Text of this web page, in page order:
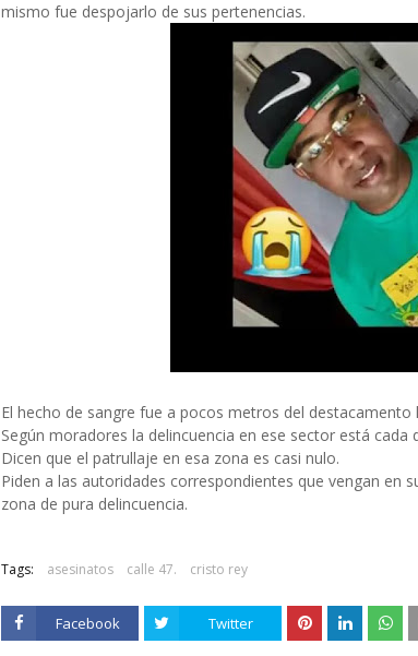
mismo fue despojarlo de sus pertenencias.
El hecho de sangre fue a pocos metros del destacamento
Según moradores la delincuencia en ese sector está cada
Dicen que el patrullaje en esa zona es casi nulo.
Piden a las autoridades correspondientes que vengan en
zona de pura delincuencia.
Tags: asesinatos calle 47. cristo rey
Facebook Twitter